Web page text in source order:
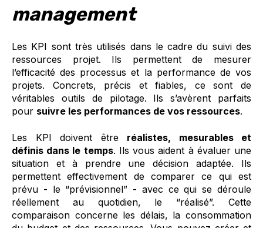
management
Les KPI sont très utilisés dans le cadre du suivi des
ressources projet. Ils permettent de mesurer
l’efficacité des processus et la performance de vos
projets. Concrets, précis et fiables, ce sont de
véritables outils de pilotage. Ils s’avèrent parfaits
pour suivre les performances de vos ressources.
Les KPI doivent être réalistes, mesurables et
définis dans le temps. Ils vous aident à évaluer une
situation et à prendre une décision adaptée. Ils
permettent effectivement de comparer ce qui est
prévu - le “prévisionnel” - avec ce qui se déroule
réellement au quotidien, le “réalisé”. Cette
comparaison concerne les délais, la consommation